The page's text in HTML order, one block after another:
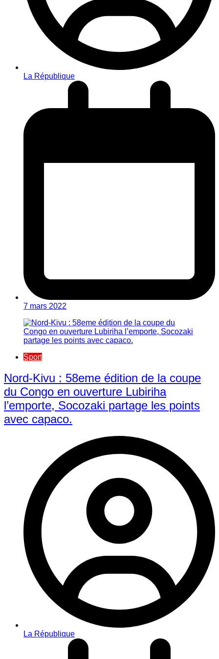
La République
7 mars 2022
Sport
Nord-Kivu : 58eme édition de la coupe
du Congo en ouverture Lubiriha
l’emporte, Socozaki partage les points
avec capaco.
La République